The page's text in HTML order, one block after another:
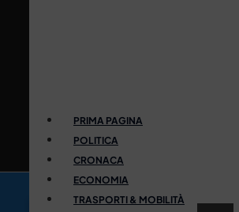
PRIMA PAGINA
POLITICA
CRONACA
ECONOMIA
TRASPORTI & MOBILITÀ